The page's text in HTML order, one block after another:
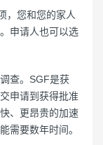
，您和您的家人
申请人也可以选
查。SGF是获
申请到获得批准
、更昂贵的加速
需要数年时间。